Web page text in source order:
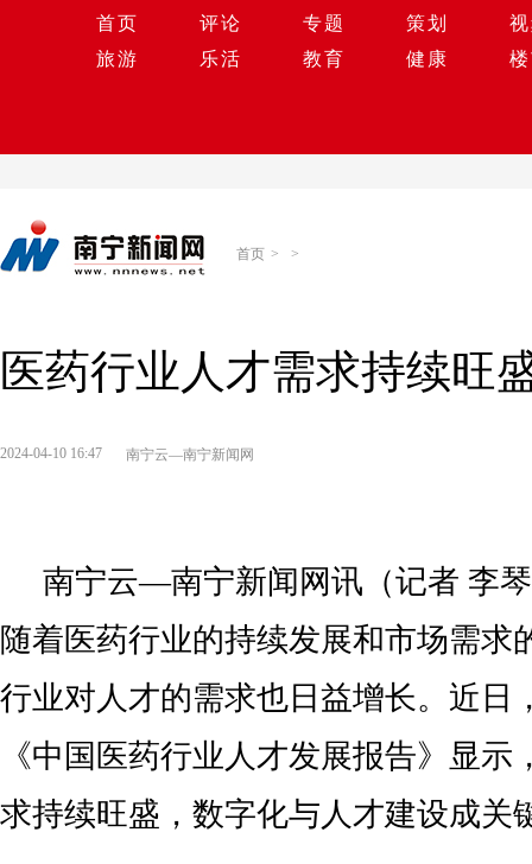
首页 评论 专题 策划
旅游
乐活 教育 健康
首页 > >
医药行业人才需求持续旺
2024-04-10 16:47 南宁云—南宁新闻网
南宁云—南宁新闻网讯（记者 李
随着医药行业的持续发展和市场需求
行业对人才的需求也日益增长。近日
《中国医药行业人才发展报告》显示
求持续旺盛，数字化与人才建设成关